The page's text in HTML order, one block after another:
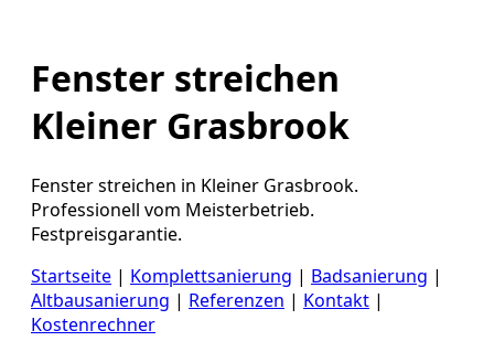
Fenster streichen
Kleiner Grasbrook
Fenster streichen in Kleiner Grasbrook.
Professionell vom Meisterbetrieb.
Festpreisgarantie.
Startseite | Komplettsanierung | Badsanierung |
Altbausanierung | Referenzen | Kontakt |
Kostenrechner